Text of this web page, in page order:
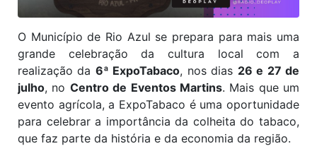
O Município de Rio Azul se prepara para mais uma
grande celebração da cultura local com a
realização da 6ª ExpoTabaco, nos dias 26 e 27 de
julho, no Centro de Eventos Martins. Mais que um
evento agrícola, a ExpoTabaco é uma oportunidade
para celebrar a importância da colheita do tabaco,
que faz parte da história e da economia da região.